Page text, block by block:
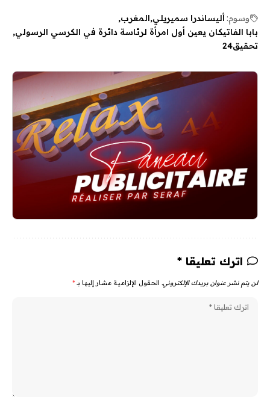
وسوم:أليساندرا سميريلي المغرب
بابا الفاتيكان يعين أول امرأة لرئاسة دائرة في الكرسي الرسولي
تحقيق24
اترك تعليقا *
لن يتم نشر عنوان بريدك الإلكتروني. الحقول الإلزامية مشار إليها بـ *